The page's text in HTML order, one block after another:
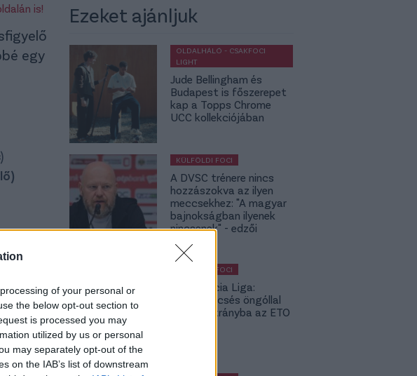
of your personal or
the below opt-out section to
is processed you may
utilized by us or personal
may separately opt-out of the
on the IAB’s list of downstream
is!
egy
Ezeket ajánljuk
OLDALHÁLÓ - CSAKFOCI
LIGHT
Jude Bellingham és
Budapest is főszerepet
kap a Topps Chrome
UCC kollekciójában
KÜLFÖLDI FOCI
A DVSC trénere nincs
hozzászokva az ilyen
meccsekhez: "A magyar
bajnokságban ilyenek
nincsenek" - edzői
KÜLFÖLDI FOCI
Konferencia Liga:
Balszerencsés öngóllal
került hátrányba az ETO